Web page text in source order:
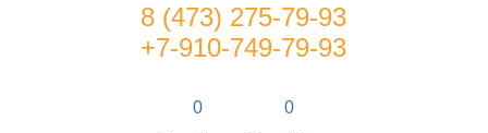
8 (473) 275-79-93
+7-910-749-79-93
0
0